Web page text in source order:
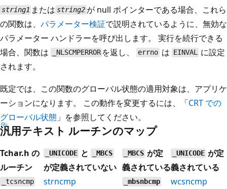
string1 または string2 が null ポインターである場合、これら
の関数は、 パラメーター検証で説明されているように、無効な
パラメーター ハンドラーを呼び出します。 実行を続行できる
場合、関数は
_NLSCMPERROR を返し、 errnoは EINVAL に設定
されます。
既定では、この関数のグローバル状態の適用対象は、アプリケ
ーションになります。 この動作を変更するには、「CRT での
グローバル状態 」を参照してください。
汎用テキスト ルーチンのマップ
Tchar.h の
ルーチン
_UNICODE と _MBCS
が定義されていない
_MBCS が定
義されている
_UNICODE が定
義されている
_tcsncmp strncmp _mbsnbcmp wcsncmp